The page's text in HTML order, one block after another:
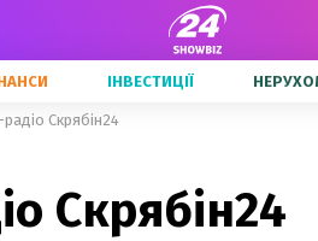
ІНВЕСТИЦІЇ
Скрябін24
Скрябін24